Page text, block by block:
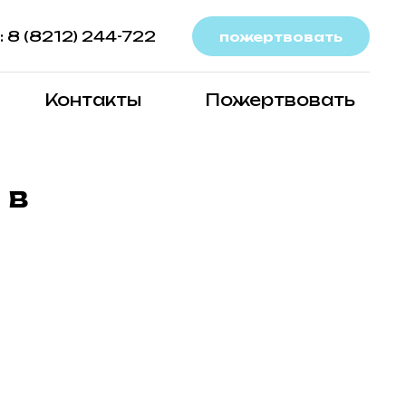
(8212) 244-722 пожертвовать
Контакты Пожертвовать
в